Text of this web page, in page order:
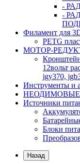
-
-
Филамент для
PETG
МОТОР-
12вольт
jgy370,
Инструменты и
Источники
Блоки
Назад